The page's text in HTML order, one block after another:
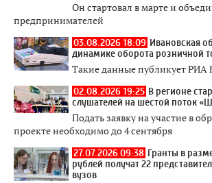
Он стартовал в марте и
предпринимателей
03.08.2026 18:09 Ивановская
динамике оборота розничной
Такие данные публикует РИА
02.08.2026 19:25 В регионе
слушателей на шестой поток
Подать заявку на участие в
проекте необходимо до 4 сентября
27.07.2026 09:38 Гранты в
рублей получат 22
вузов